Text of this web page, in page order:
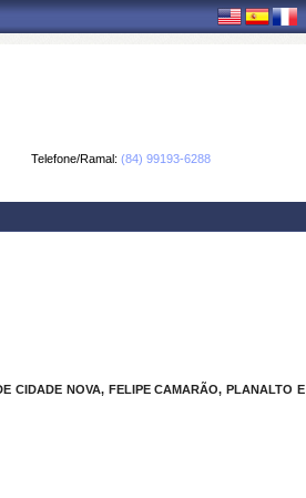
Telefone/Ramal: (84) 99193-6288
CIDADE NOVA, FELIPE CAMARÃO, PLANALTO E